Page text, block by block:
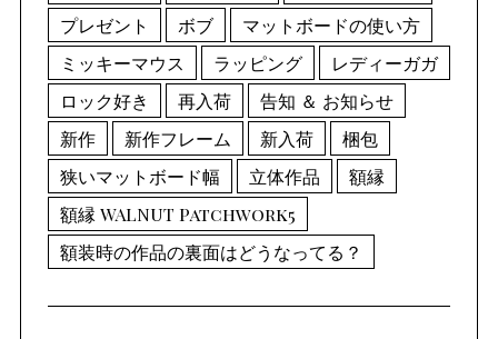
プレゼント
ボブ
マットボードの使い方
ミッキーマウス
ラッピング
レディーガガ
ロック好き
再入荷
告知 ＆ お知らせ
新作
新作フレーム 新入荷
梱包
狭いマットボード幅
立体作品
額縁
額縁 WALNUT Patchwork5
額装時の作品の裏面はどうなってる？